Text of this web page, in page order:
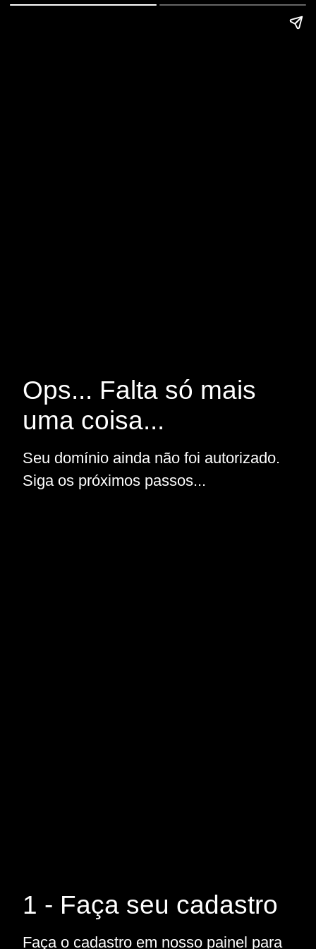
Ops... Falta só mais
uma coisa...
Seu domínio ainda não foi autorizado.
Siga os próximos passos...
1 - Faça seu cadastro
Faça o cadastro em nosso painel para